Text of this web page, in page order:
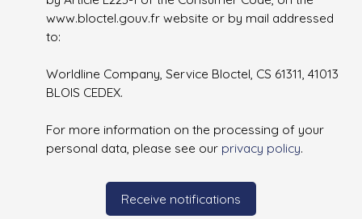
www.bloctel.gouv.fr website or by mail addressed
to:
Worldline Company, Service Bloctel, CS 61311, 41013
BLOIS CEDEX.
For more information on the processing of your
personal data, please see our privacy policy.
Receive notifications